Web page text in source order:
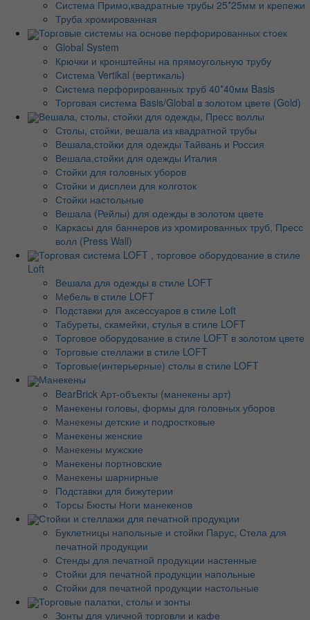
Система Примо,квадратные трубы 25*25мм и крепежи
Труба хромированная
Торговые системы на основе перфорированных стоек
Global System
Крючки и кронштейны на прямоугольную трубу
Система Vertikal (вертикаль)
Система перфорированных труб 40*40мм Basis
Торговая система Basis/Global в золотом цвете (Gold)
Вешала, столы, стойки для одежды, Пресс воллы
Столы, стойки, вешала из квадратной трубы
Вешала,стойки для одежды Тайвань и Россия
Вешала,стойки для одежды Италия
Стойки для головных уборов
Стойки и дисплеи для колготок
Стойки настольные
Вешала (Рейлы) для одежды в золотом цвете
Каркасы для баннеров из хромированных труб, Пресс
волл (Press Wall)
Торговая система LOFT , торговое оборудование в стиле
Loft
Вешала для одежды в стиле LOFT
Мебель в стиле LOFT
Подставки для аксессуаров в стиле Loft
Табуреты, скамейки, стулья в стиле LOFT
Торговое оборудование в стиле LOFT в золотом цвете
Торговые стеллажи в стиле LOFT
Торговые(интерьерные) столы в стиле LOFT
Манекены
BearBrick Арт-объекты (манекены арт)
Манекены головы, формы для головных уборов
Манекены детские и подростковые
Манекены женские
Манекены мужские
Манекены портновские
Манекены шарнирные
Подставки для бижутерии
Торсы Бюсты Ноги манекенов
Стойки и стеллажи для печатной продукции
Буклетницы напольные и стойки Парус, Стела для
печатной продукции
Стенды для печатной продукции настенные
Стойки для печатной продукции напольные
Стойки для печатной продукции настольные
Торговые палатки, столы и зонты
Зонты для уличной торговли и кафе